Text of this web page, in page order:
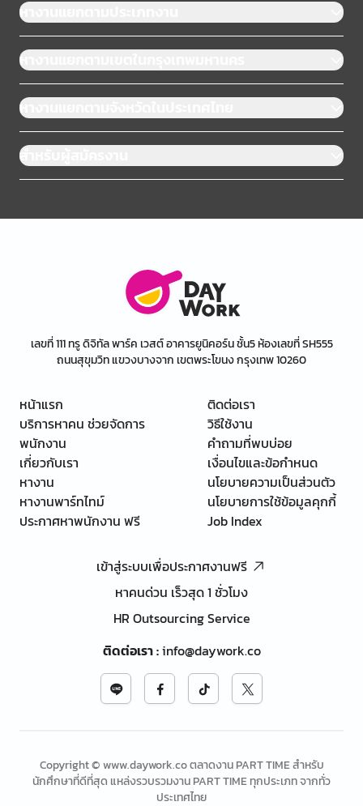
หางานแยกตามประเภทงาน
หางานแยกตามเขตในกรุงเทพมหานคร
หางานแยกตามจังหวัดในประเทศไทย
สำหรับผู้สมัครงาน
เลขที่ 111 ทรู ดิจิทัล พาร์ค เวสต์ อาคารยูนิคอร์น ชั้น5 ห้องเลขที่ SH555
ถนนสุขุมวิท แขวงบางจาก เขตพระโขนง กรุงเทพ 10260
หน้าแรก
บริการหาคน ช่วยจัดการ
พนักงาน
เกี่ยวกับเรา
หางาน
หางานพาร์ทไทม์
ประกาศหาพนักงาน ฟรี
ติดต่อเรา
วิธีใช้งาน
คำถามที่พบบ่อย
เงื่อนไขและข้อกำหนด
นโยบายความเป็นส่วนตัว
นโยบายการใช้ข้อมูลคุกกี้
Job Index
เข้าสู่ระบบเพื่อประกาศงานฟรี
หาคนด่วน เร็วสุด 1 ชั่วโมง
HR Outsourcing Service
ติดต่อเรา:info@daywork.co
Copyright © www.daywork.co ตลาดงาน PART TIME สำหรับ
นักศึกษาที่ดีที่สุด แหล่งรวบรวมงาน PART TIME ทุกประเภท จากทั่ว
ประเทศไทย